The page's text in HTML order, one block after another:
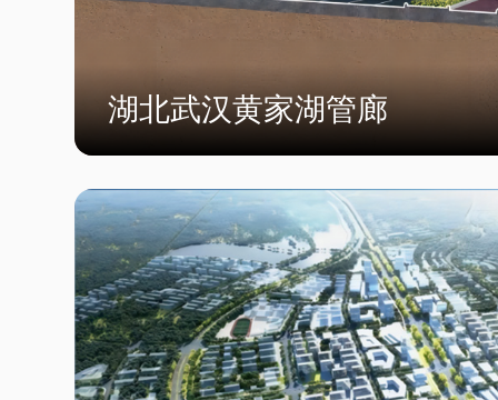
湖北武汉黄家湖管廊